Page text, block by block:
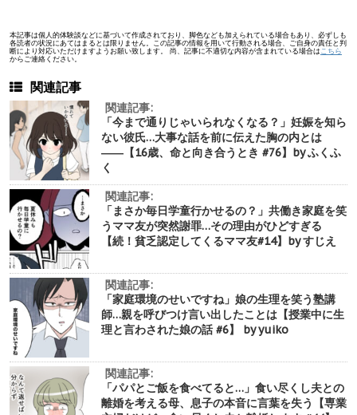
本記事は個人的体験談などに基づいて作成されており、脚色なども加えられている場合もあり、必ずしも
各読者の状況にあてはまるとは限りません。この記事の情報を用いて行動される場合、ご自身の責任と判
断により対応いただけますようお願い致します。 尚、記事に不適切な内容が含まれている場合は こちら
からご連絡ください。
関連記事
関連記事:
「今まで通りじゃいられなくなる？」妊娠を知ら
ない彼氏…大事な話を前に伝えた胸の内とは
――【16歳、命と向き合うとき #76】by ふくふ
く
関連記事:
「まさか毎日学童行かせるの？」共働き家庭を笑
うママ友が突然謝罪…その理由がひどすぎる
【続！貧乏認定してくるママ友#14】by すじえ
関連記事:
「家庭環境のせいですね」娘の生理を笑う塾講
師…親を呼びつけ言い出したことは【授業中に生
理と言わされた娘の話 #6】 by yuiko
関連記事:
「パパとご飯を食べてると…」食い尽くし夫との
離婚を考える母、息子の本音に言葉を失う【専業